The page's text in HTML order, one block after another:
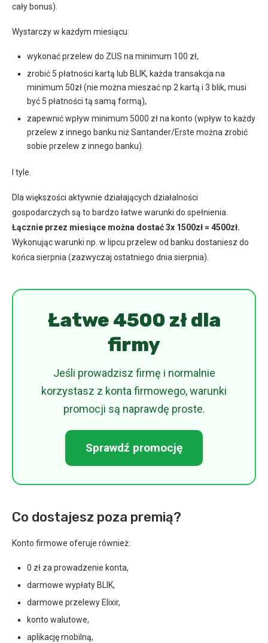
cały bonus).
Wystarczy w każdym miesiącu:
wykonać przelew do ZUS na minimum 100 zł,
zrobić 5 płatności kartą lub BLIK, każda transakcja na
minimum 50zł (nie można mieszać np 2 kartą i 3 blik, musi
być 5 płatności tą samą formą),
zapewnić wpływ minimum 5000 zł na konto (wpływ to każdy
przelew z innego banku niż Santander/Erste można zrobić
sobie przelew z innego banku).
I tyle.
Dla większości aktywnie działających działalności
gospodarczych są to bardzo łatwe warunki do spełnienia.
Łącznie przez miesiące można dostać 3x 1500zł = 4500zł.
Wykonując warunki np. w lipcu przelew od banku dostaniesz do
końca sierpnia (zazwyczaj ostatniego dnia sierpnia).
Łatwe 4500 zł dla
firmy
Jeśli prowadzisz firmę i normalnie
korzystasz z konta firmowego, warunki
promocji są naprawdę proste.
Sprawdź promocję
Co dostajesz poza premią?
Konto firmowe oferuje również:
0 zł za prowadzenie konta,
darmowe wypłaty BLIK,
darmowe przelewy Elixir,
konto walutowe,
aplikację mobilną,